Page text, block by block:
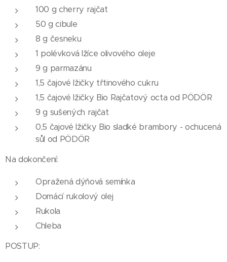
100 g cherry rajčat
50 g cibule
8 g česneku
1 polévková lžíce olivového oleje
9 g parmazánu
1,5 čajové lžičky třtinového cukru
1,5 čajové lžičky Bio Rajčatový octa od PÖDÖR
9 g sušených rajčat
0,5 čajové lžičky Bio sladké brambory - ochucená
sůl od PÖDÖR
Na dokončení:
Opražená dýňová semínka
Domácí rukolový olej
Rukola
Chleba
POSTUP: